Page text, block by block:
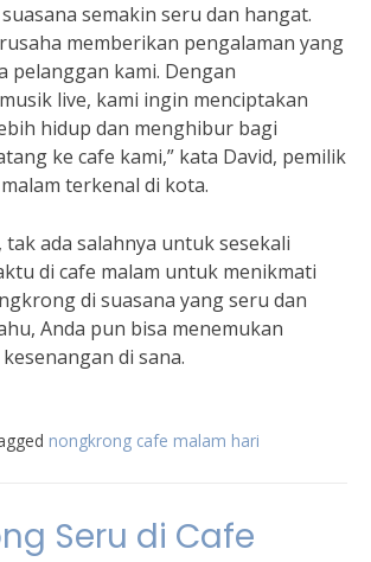
semakin seru dan hangat.
memberikan pengalaman yang
pelanggan kami. Dengan
live, kami ingin menciptakan
hidup dan menghibur bagi
ke cafe kami,” kata David, pemilik
terkenal di kota.
ada salahnya untuk sesekali
di cafe malam untuk menikmati
di suasana yang seru dan
Anda pun bisa menemukan
di sana.
nongkrong cafe malam hari
Seru di Cafe